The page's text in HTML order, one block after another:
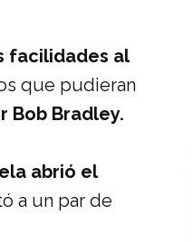
facilidades al
que pudieran
Bob Bradley.
abrió el
a un par de